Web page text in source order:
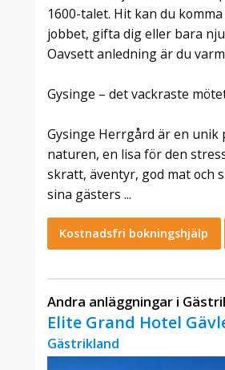
1600-talet. Hit kan du
jobbet, gifta dig eller bara
Oavsett anledning är du
Gysinge – det vackraste
Gysinge Herrgård är en
naturen, en lisa för den
skratt, äventyr, god mat och
sina gästers ...
Kostnadsfri bokningshjälp
Andra anläggningar i
Elite Grand Hotel
Gästrikland